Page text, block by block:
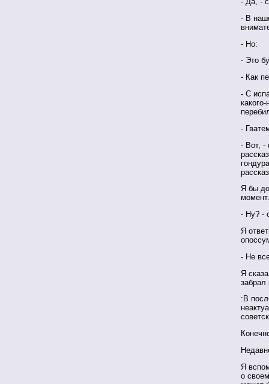
- В
- Но:
- Это
- Как
- С
-
- Вот, -
Я бы
момент.
- Ну? -
Я
- Не
Я
забрал
:В
Я
о